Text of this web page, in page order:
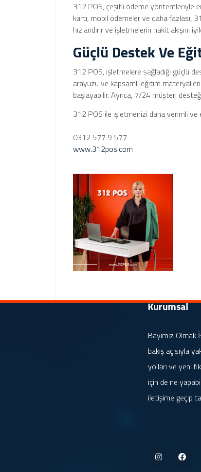
312 POS, çeşitli ödeme yöntemleriyle
kartı, mobil ödemeler ve daha fazlası,
hızlandırır ve işletmelerin nakit akışını
Güçlü Destek Ve
312 POS, işletmelere sağladığı güçlü
arayüzü ve kapsamlı eğitim
başlayabilir. Ayrıca, 7/24 müşteri
312 POS ile işletmenizi daha verimli
0312 577 9 577
www.312pos.com
Kurumsal
Bayimiz Olmak
bakış açısıyla
yolları ve yeni
için de ne
iletişime geçip